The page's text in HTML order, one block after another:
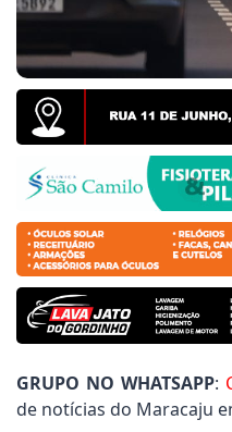
Frizzo cobra
Gomes pede
informações, Rener
GRUPO NO WHATSAPP:
de notícias do Maracaju